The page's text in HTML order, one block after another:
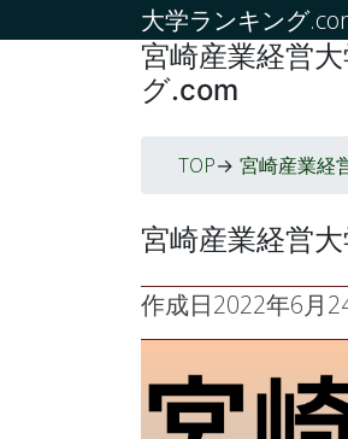
大学ランキング
宮崎産業経営
グ.com
TOP-> 宮崎産業経
宮崎産業経営
作成日2022年6月